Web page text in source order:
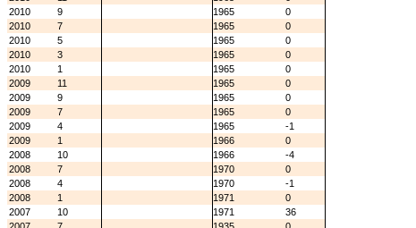
2010
9 1965
0
2010
7 1965
0
2010
5 1965
0
2010
3 1965
0
2010
1 1965
0
2009
11 1965
0
2009
9 1965
0
2009
7 1965
0
2009
4 1965
-1
2009
1 1966
0
2008
10 1966
-4
2008
7 1970
0
2008
4 1970
-1
2008
1 1971
0
2007
10 1971
36